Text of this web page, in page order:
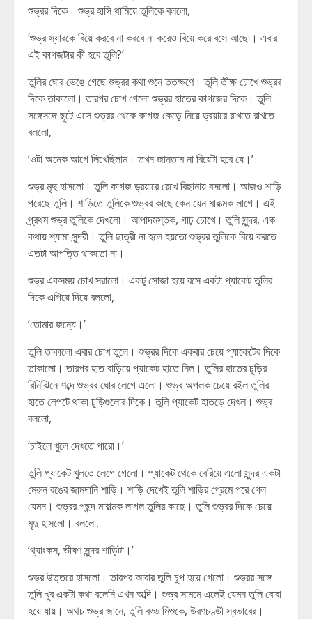
শুভ্রর দিকে। শুভ্র হাসি থামিয়ে তুলিকে বললো,
‘শুভ্র স্যারকে বিয়ে করবে না করবে না করেও বিয়ে করে বসে আছো। এবার
এই কাগজটার কী হবে তুলি?’
তুলির ঘোর ভেঙে গেছে শুভ্রর কথা শুনে ততক্ষণে। তুলি তীক্ষ চোখে শুভ্রর
দিকে তাকালো। তারপর চোখ গেলো শুভ্রর হাতের কাগজের দিকে। তুলি
সঙ্গেসঙ্গে ছুটে এসে শুভ্রর থেকে কাগজ কেড়ে নিয়ে ড্রয়ারে রাখতে রাখতে
বললো,
‘ওটা অনেক আগে লিখেছিলাম। তখন জানতাম না বিয়েটা হবে যে।’
শুভ্র মৃদু হাসলো। তুলি কাগজ ড্রয়ারে রেখে বিছানায় বসলো। আজও শাড়ি
পরেছে তুলি। শাড়িতে তুলিকে শুভ্রর কাছে কেন যেন মারাত্মক লাগে। এই
প্র্রথম শুভ্র তুলিকে দেখলো। আপাদমস্তক, গাঢ় চোখে। তুলি সুন্দর, এক
কথায় শ্যামা সুন্দরী। তুলি ছাত্রী না হলে হয়তো শুভ্রর তুলিকে বিয়ে করতে
এতটা আপত্তি থাকতো না।
শুভ্র একসময় চোখ সরালো। একটু সোজা হয়ে বসে একটা প্যাকেট তুলির
দিকে এগিয়ে দিয়ে বললো,
‘তোমার জন্যে।’
তুলি তাকালো এবার চোখ তুলে। শুভ্রর দিকে একবার চেয়ে প্যাকেটের দিকে
তাকালো। তারপর হাত বাড়িয়ে প্যাকেট হাতে নিল। তুলির হাতের চুড়ির
রিনিঝিনে শব্দে শুভ্রর ঘোর লেগে এলো। শুভ্র অপলক চেয়ে রইল তুলির
হাতে লেপটে থাকা চুড়িগুলোর দিকে। তুলি প্যাকেট হাতড়ে দেখল। শুভ্র
বললো,
‘চাইলে খুলে দেখতে পারো।’
তুলি প্যাকেট খুলতে লেগে গেলো। প্যাকেট থেকে বেরিয়ে এলো সুন্দর একটা
মেরুন রঙের জামদানি শাড়ি। শাড়ি দেখেই তুলি শাড়ির প্রেমে পরে গেল
যেমন। শুভ্রর পছন্দ মারাত্মক লাগল তুলির কাছে। তুলি শুভ্রর দিকে চেয়ে
মৃদু হাসলো। বললো,
‘থ্যাংকস, ভীষণ সুন্দর শাড়িটা।’
শুভ্র উত্তরে হাসলো। তারপর আবার তুলি চুপ হয়ে গেলো। শুভ্রর সঙ্গে
তুলি খুব একটা কথা বলেনি এখন অব্দি। শুভ্র সামনে এলেই যেমন তুলি বোবা
হয়ে যায়। অথচ শুভ্র জানে, তুলি বড্ড মিশুকে, উরণচণ্ডী স্বভাবের।